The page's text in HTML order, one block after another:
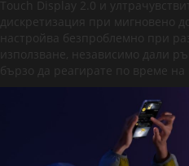
Touch Display 2.0 и
дискретизация при мигновено
настройва безпроблемно при
използване, независимо дали
бързо да реагирате по време на